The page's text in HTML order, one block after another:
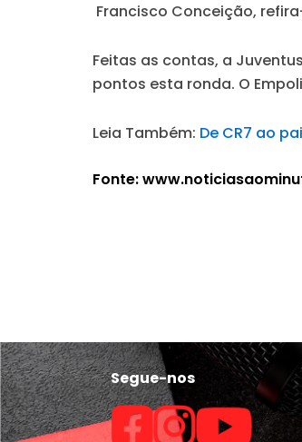
Francisco Conceição,
Feitas as contas, a
pontos esta ronda. O
Leia Também: De CR7 ao
Fonte:
Segue-nos